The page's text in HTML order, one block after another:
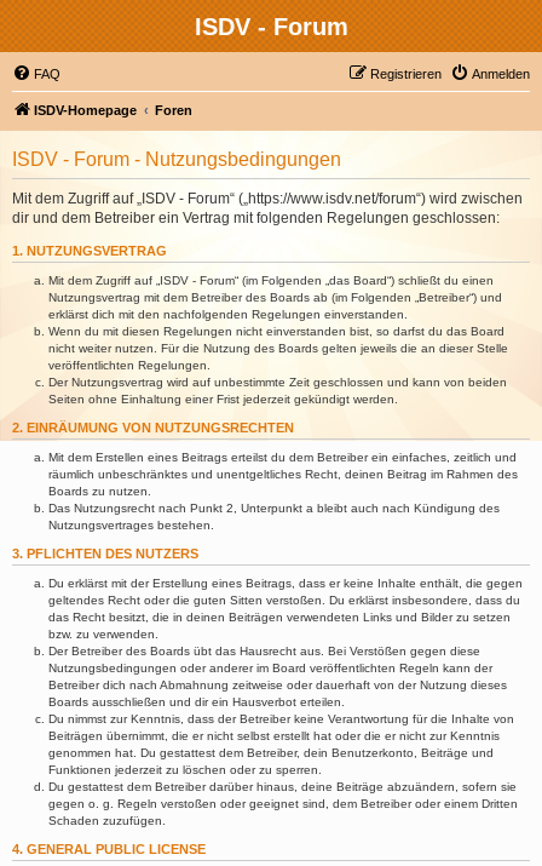
ISDV - Forum
FAQ Anmelden
Registrieren
ISDV-Homepage Foren
ISDV - Forum - Nutzungsbedingungen
Mit dem Zugriff auf „ISDV - Forum“ („https://www.isdv.net/forum“) wird zwischen
dir und dem Betreiber ein Vertrag mit folgenden Regelungen geschlossen:
1. NUTZUNGSVERTRAG
Mit dem Zugriff auf „ISDV - Forum“ (im Folgenden „das Board“) schließt du einen
Nutzungsvertrag mit dem Betreiber des Boards ab (im Folgenden „Betreiber“) und
erklärst dich mit den nachfolgenden Regelungen einverstanden.
Wenn du mit diesen Regelungen nicht einverstanden bist, so darfst du das Board
nicht weiter nutzen. Für die Nutzung des Boards gelten jeweils die an dieser Stelle
veröffentlichten Regelungen.
Der Nutzungsvertrag wird auf unbestimmte Zeit geschlossen und kann von beiden
Seiten ohne Einhaltung einer Frist jederzeit gekündigt werden.
2. EINRÄUMUNG VON NUTZUNGSRECHTEN
Mit dem Erstellen eines Beitrags erteilst du dem Betreiber ein einfaches, zeitlich und
räumlich unbeschränktes und unentgeltliches Recht, deinen Beitrag im Rahmen des
Boards zu nutzen.
Das Nutzungsrecht nach Punkt 2, Unterpunkt a bleibt auch nach Kündigung des
Nutzungsvertrages bestehen.
3. PFLICHTEN DES NUTZERS
Du erklärst mit der Erstellung eines Beitrags, dass er keine Inhalte enthält, die gegen
geltendes Recht oder die guten Sitten verstoßen. Du erklärst insbesondere, dass du
das Recht besitzt, die in deinen Beiträgen verwendeten Links und Bilder zu setzen
bzw. zu verwenden.
Der Betreiber des Boards übt das Hausrecht aus. Bei Verstößen gegen diese
Nutzungsbedingungen oder anderer im Board veröffentlichten Regeln kann der
Betreiber dich nach Abmahnung zeitweise oder dauerhaft von der Nutzung dieses
Boards ausschließen und dir ein Hausverbot erteilen.
Du nimmst zur Kenntnis, dass der Betreiber keine Verantwortung für die Inhalte von
Beiträgen übernimmt, die er nicht selbst erstellt hat oder die er nicht zur Kenntnis
genommen hat. Du gestattest dem Betreiber, dein Benutzerkonto, Beiträge und
Funktionen jederzeit zu löschen oder zu sperren.
Du gestattest dem Betreiber darüber hinaus, deine Beiträge abzuändern, sofern sie
gegen o. g. Regeln verstoßen oder geeignet sind, dem Betreiber oder einem Dritten
Schaden zuzufügen.
4. GENERAL PUBLIC LICENSE